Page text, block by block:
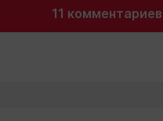
11 комментариев